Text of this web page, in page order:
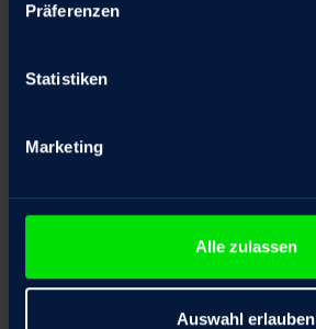
Präferenzen
Statistiken
Marketing
Alle zulassen
Auswahl erlauben
Frontflansch